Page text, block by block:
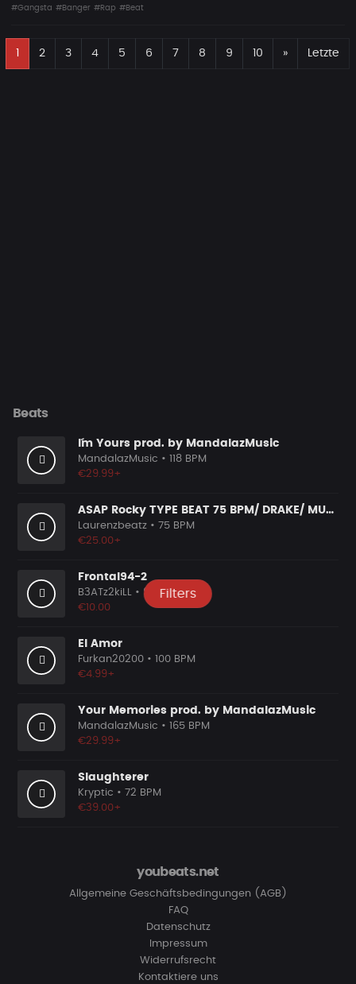
Filters
#Gangsta #Banger #Rap #Beat
2 3 4 5 6 7 8 9 10 »Nächste
Letzte
Beats
I´m Yours prod. by MandalazMusic
MandalazMusic • 118 BPM
€29.99+
ASAP Rocky TYPE BEAT 75 BPM/ DRAKE/ MURDA/DISTORTION/808
Laurenzbeatz • 75 BPM
€25.00+
Frontal94-2
B3ATz2kiLL • 94 BPM
€10.00
El Amor
Furkan20200 • 100 BPM
€4.99+
Your Memories prod. by MandalazMusic
MandalazMusic • 165 BPM
€29.99+
Slaughterer
Kryptic • 72 BPM
€39.00+
youbeats.net
Allgemeine Geschäftsbedingungen (AGB)
FAQ
Datenschutz
Impressum
Widerrufsrecht
Kontaktiere uns